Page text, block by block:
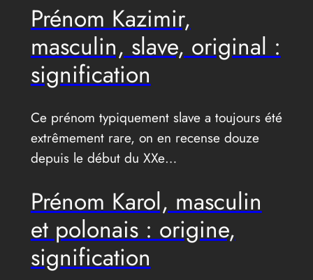
Prénom Kazimir,
masculin, slave, original :
signification
Ce prénom typiquement slave a toujours été
extrêmement rare, on en recense douze
depuis le début du XXe…
Prénom Karol, masculin
et polonais : origine,
signification